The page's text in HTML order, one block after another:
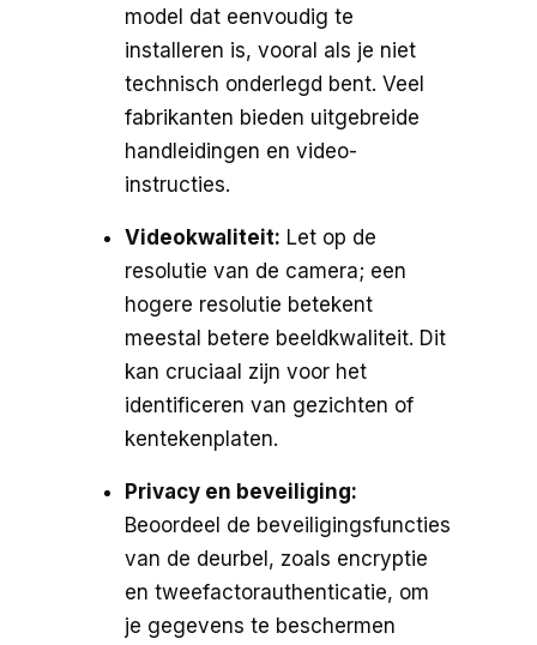
model dat eenvoudig te
installeren is, vooral als je niet
technisch onderlegd bent. Veel
fabrikanten bieden uitgebreide
handleidingen en video-
instructies.
Videokwaliteit: Let op de
resolutie van de camera; een
hogere resolutie betekent
meestal betere beeldkwaliteit. Dit
kan cruciaal zijn voor het
identificeren van gezichten of
kentekenplaten.
Privacy en beveiliging:
Beoordeel de beveiligingsfuncties
van de deurbel, zoals encryptie
en tweefactorauthenticatie, om
je gegevens te beschermen